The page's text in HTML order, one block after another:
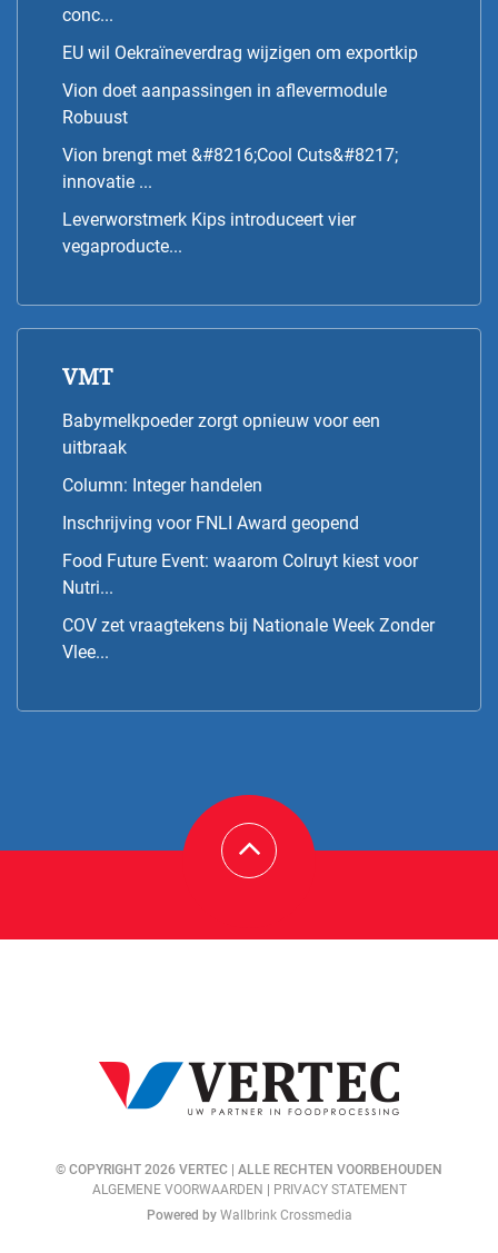
conc...
EU wil Oekraïneverdrag wijzigen om exportkip
Vion doet aanpassingen in aflevermodule
Robuust
Vion brengt met &#8216;Cool Cuts&#8217;
innovatie ...
Leverworstmerk Kips introduceert vier
vegaproducte...
VMT
Babymelkpoeder zorgt opnieuw voor een
uitbraak
Column: Integer handelen
Inschrijving voor FNLI Award geopend
Food Future Event: waarom Colruyt kiest voor
Nutri...
COV zet vraagtekens bij Nationale Week Zonder
Vlee...
© COPYRIGHT 2026 VERTEC | ALLE RECHTEN VOORBEHOUDEN
ALGEMENE VOORWAARDEN | PRIVACY STATEMENT
Powered by Wallbrink Crossmedia